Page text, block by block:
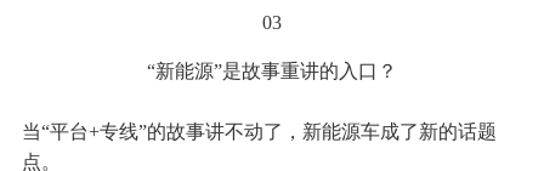
03
“新能源”是故事重讲的入口？
当“平台+专线”的故事讲不动了，新能源车成了新的话题
点。